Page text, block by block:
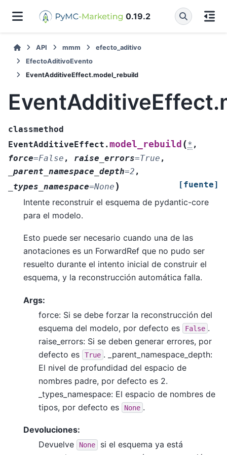
0.19.2
API mmm
efecto_aditivo
EfectoAditivoEvento
EventAdditiveEffect.model_rebuild
classmethod
EventAdditiveEffect.model_rebuild (* ,
force=False , raise_errors=True ,
_parent_namespace_depth=2 ,
_types_namespace=None ) [fuente]
Intente reconstruir el esquema de pydantic-core
para el modelo.
Esto puede ser necesario cuando una de las
anotaciones es un ForwardRef que no pudo ser
resuelto durante el intento inicial de construir el
esquema, y la reconstrucción automática falla.
Args:
force: Si se debe forzar la reconstrucción del
esquema del modelo, por defecto es
False .
raise_errors: Si se deben generar errores, por
defecto es
True . _parent_namespace_depth:
El nivel de profundidad del espacio de
nombres padre, por defecto es 2.
_types_namespace: El espacio de nombres de
tipos, por defecto es
None .
Devoluciones:
Devuelve
None
si el esquema ya está